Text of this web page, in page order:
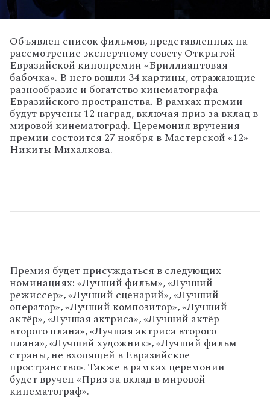
Объявлен список фильмов, представленных на
рассмотрение экспертному совету Открытой
Евразийской кинопремии «Бриллиантовая
бабочка». В него вошли 34 картины, отражающие
разнообразие и богатство кинематографа
Евразийского пространства. В рамках премии
будут вручены 12 наград, включая приз за вклад в
мировой кинематограф. Церемония вручения
премии состоится 27 ноября в Мастерской «12»
Никиты Михалкова.
Премия будет присуждаться в следующих
номинациях: «Лучший фильм», «Лучший
режиссер», «Лучший сценарий», «Лучший
оператор», «Лучший композитор», «Лучший
актёр», «Лучшая актриса», «Лучший актёр
второго плана», «Лучшая актриса второго
плана», «Лучший художник», «Лучший фильм
страны, не входящей в Евразийское
пространство». Также в рамках церемонии
будет вручен «Приз за вклад в мировой
кинематограф».